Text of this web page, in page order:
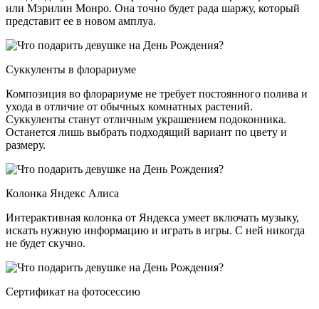
или Мэрилин Монро. Она точно будет рада шаржу, который
представит ее в новом амплуа.
Суккуленты в флорариуме
Композиция во флорариуме не требует постоянного полива и
ухода в отличие от обычных комнатных растений.
Суккуленты станут отличным украшением подоконника.
Останется лишь выбрать подходящий вариант по цвету и
размеру.
Колонка Яндекс Алиса
Интерактивная колонка от Яндекса умеет включать музыку,
искать нужную информацию и играть в игры. С ней никогда
не будет скучно.
Сертификат на фотосессию